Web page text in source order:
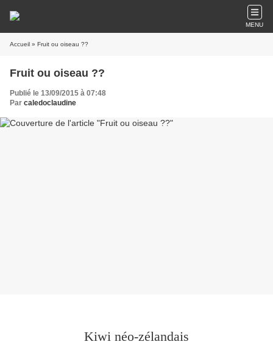
MENU
Accueil » Fruit ou oiseau ??
Fruit ou oiseau ??
Publié le 13/09/2015 à 07:48
Par caledoclaudine
Kiwi néo-zélandais